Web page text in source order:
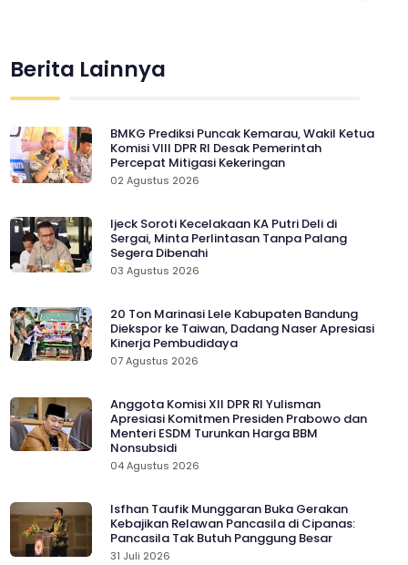
Berita Lainnya
BMKG Prediksi Puncak Kemarau, Wakil Ketua
Komisi VIII DPR RI Desak Pemerintah
Percepat Mitigasi Kekeringan
02 Agustus 2026
Ijeck Soroti Kecelakaan KA Putri Deli di
Sergai, Minta Perlintasan Tanpa Palang
Segera Dibenahi
03 Agustus 2026
20 Ton Marinasi Lele Kabupaten Bandung
Diekspor ke Taiwan, Dadang Naser Apresiasi
Kinerja Pembudidaya
07 Agustus 2026
Anggota Komisi XII DPR RI Yulisman
Apresiasi Komitmen Presiden Prabowo dan
Menteri ESDM Turunkan Harga BBM
Nonsubsidi
04 Agustus 2026
Isfhan Taufik Munggaran Buka Gerakan
Kebajikan Relawan Pancasila di Cipanas:
Pancasila Tak Butuh Panggung Besar
31 Juli 2026